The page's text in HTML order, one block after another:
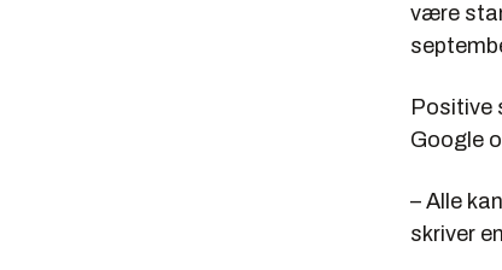
være
Positive
Google
– Alle
skriver